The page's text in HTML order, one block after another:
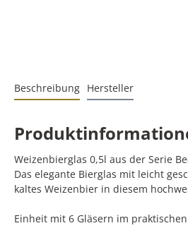
Beschreibung Hersteller
Weizenbierglas 0,5l aus der Serie
Das elegante Bierglas mit leicht
kaltes Weizenbier in diesem
Einheit mit 6 Gläsern im